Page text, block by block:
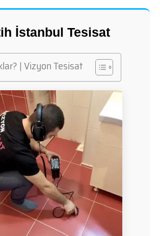
İstanbul Tesisat
| Vizyon Tesisat